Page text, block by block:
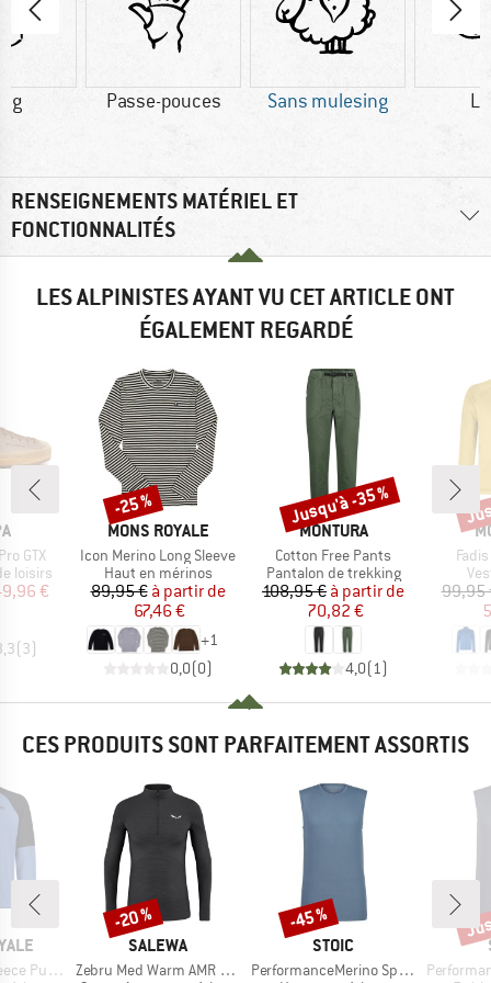
g Passe-pouces Sans mulesing
RENSEIGNEMENTS MATÉRIEL ET
FONCTIONNALITÉS
LES ALPINISTES AYANT VU CET ARTICLE ONT
ÉGALEMENT REGARDÉ
GTX
loisirs
réduit
€
(3)
MARQUE
MONS ROYALE
Article
Icon Merino Long Sleeve
Product group
Haut en mérinos
Prix
89,95 € Prix réduit
à partir de
67,46 €
+1
0,0(0)
Remise
-25 %
MARQUE
MONTURA
Article
Cotton Free Pants
Product group
Pantalon de trekking
Prix
108,95 € Prix réduit
à partir de
70,82 €
4,0( 1)
Remise
Jusqu'à -35 %
99,95
CES PRODUITS SONT PARFAITEMENT ASSORTIS
Pullover
MARQUE
SALEWA
Article
Zebru Med Warm AMR Half Zip Tee
Remise
-20 %
MARQUE
STOIC
Article
PerformanceMerino SpikenSt. Tank
Remise
-45 %
Article